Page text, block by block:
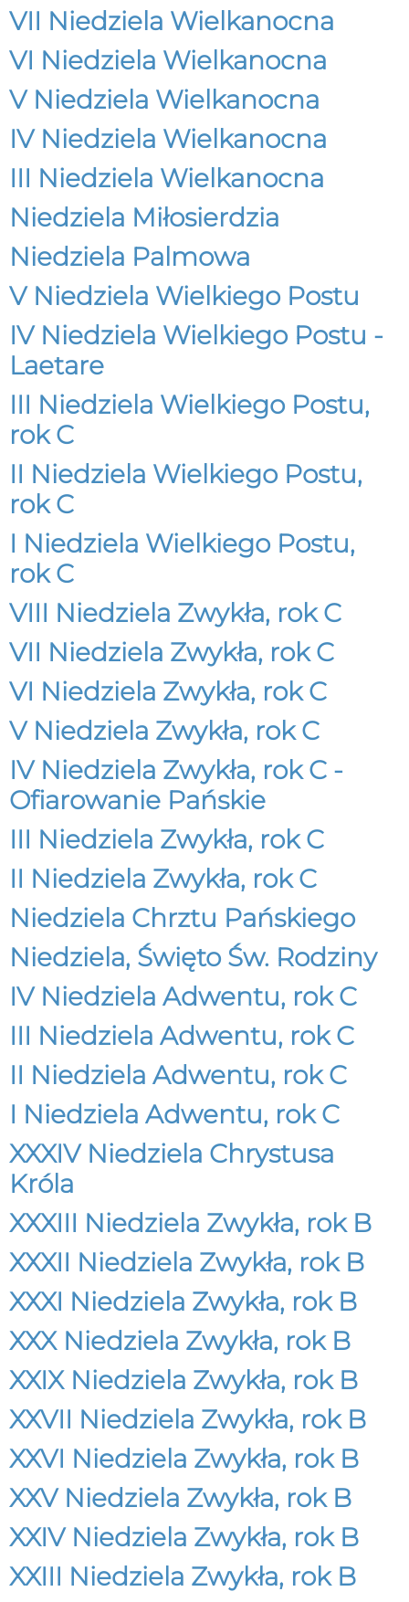
VII Niedziela Wielkanocna
VI Niedziela Wielkanocna
V Niedziela Wielkanocna
IV Niedziela Wielkanocna
III Niedziela Wielkanocna
Niedziela Miłosierdzia
Niedziela Palmowa
V Niedziela Wielkiego Postu
IV Niedziela Wielkiego Postu -
Laetare
III Niedziela Wielkiego Postu,
rok C
II Niedziela Wielkiego Postu,
rok C
I Niedziela Wielkiego Postu,
rok C
VIII Niedziela Zwykła, rok C
VII Niedziela Zwykła, rok C
VI Niedziela Zwykła, rok C
V Niedziela Zwykła, rok C
IV Niedziela Zwykła, rok C -
Ofiarowanie Pańskie
III Niedziela Zwykła, rok C
II Niedziela Zwykła, rok C
Niedziela Chrztu Pańskiego
Niedziela, Święto Św. Rodziny
IV Niedziela Adwentu, rok C
III Niedziela Adwentu, rok C
II Niedziela Adwentu, rok C
I Niedziela Adwentu, rok C
XXXIV Niedziela Chrystusa
Króla
XXXIII Niedziela Zwykła, rok B
XXXII Niedziela Zwykła, rok B
XXXI Niedziela Zwykła, rok B
XXX Niedziela Zwykła, rok B
XXIX Niedziela Zwykła, rok B
XXVII Niedziela Zwykła, rok B
XXVI Niedziela Zwykła, rok B
XXV Niedziela Zwykła, rok B
XXIV Niedziela Zwykła, rok B
XXIII Niedziela Zwykła, rok B